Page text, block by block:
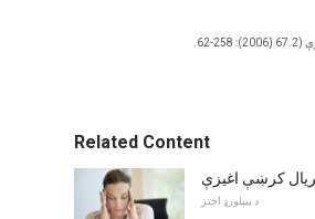
Related Content
کرښې اغیزې
د بیپلورډ اختر